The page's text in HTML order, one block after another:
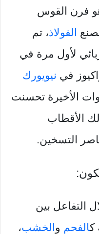
فرن القوس
الفولاذ، تم
لأول مرة في
في نيويورك
السنوات الأخيرة تحسنت
الأقطاب
التسخين.
التفاعل بين
كالفحم والخشب،